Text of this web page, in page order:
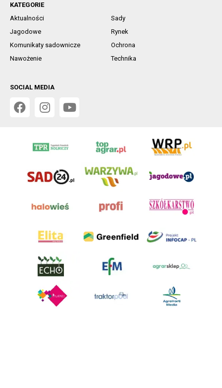
KATEGORIE
Aktualności
Sady
Jagodowe
Rynek
Komunikaty sadownicze
Ochrona
Nawożenie
Technika
SOCIAL MEDIA